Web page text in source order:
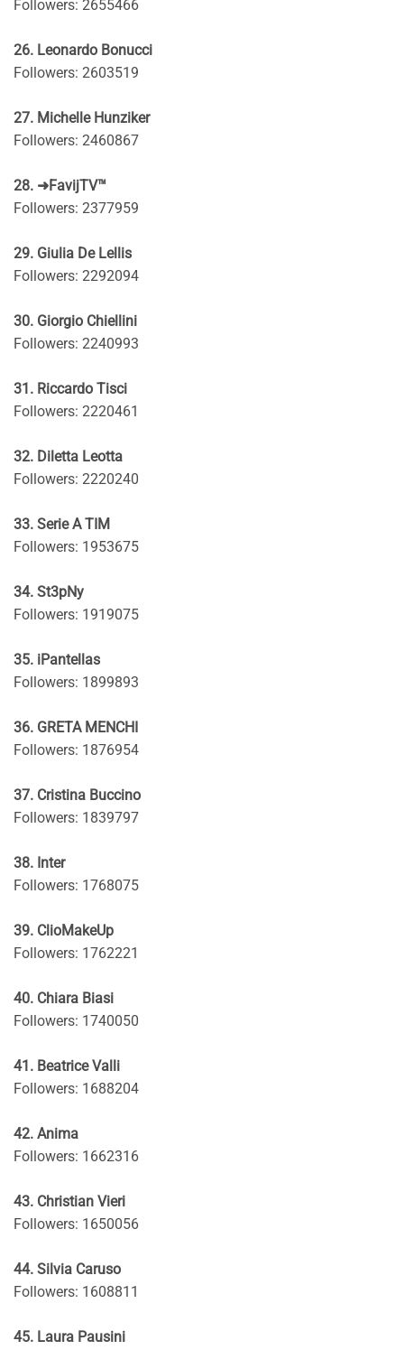
Followers: 2655466
26. Leonardo Bonucci
Followers: 2603519
27. Michelle Hunziker
Followers: 2460867
28. ➜FavijTV™
Followers: 2377959
29. Giulia De Lellis
Followers: 2292094
30. Giorgio Chiellini
Followers: 2240993
31. Riccardo Tisci
Followers: 2220461
32. Diletta Leotta
Followers: 2220240
33. Serie A TIM
Followers: 1953675
34. St3pNy
Followers: 1919075
35. iPantellas
Followers: 1899893
36. GRETA MENCHI
Followers: 1876954
37. Cristina Buccino
Followers: 1839797
38. Inter
Followers: 1768075
39. ClioMakeUp
Followers: 1762221
40. Chiara Biasi
Followers: 1740050
41. Beatrice Valli
Followers: 1688204
42. Anima
Followers: 1662316
43. Christian Vieri
Followers: 1650056
44. Silvia Caruso
Followers: 1608811
45. Laura Pausini